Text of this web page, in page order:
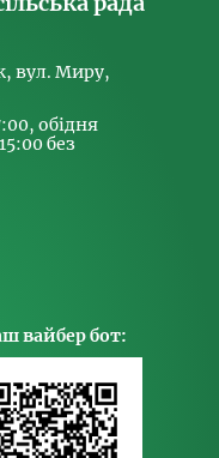
вул. Миру,
обідня
без
вайбер бот: